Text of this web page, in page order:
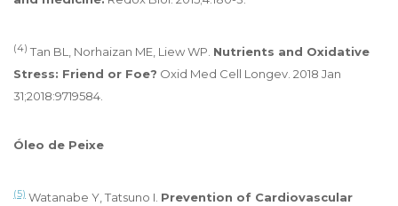
(4) Tan BL, Norhaizan ME, Liew WP. Nutrients and Oxidative
Stress: Friend or Foe? Oxid Med Cell Longev. 2018 Jan
31;2018:9719584.
Óleo de Peixe
(5) Watanabe Y, Tatsuno I. Prevention of Cardiovascular